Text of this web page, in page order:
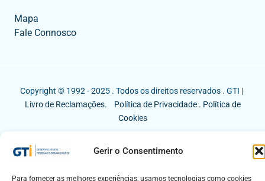
Gerir o Consentimento
Para fornecer as melhores experiências, usamos tecnologias como cookies
Mapa
Fale Connosco
Copyright © 1992 - 2025 . Todos os direitos reservados . GTI |
Livro de Reclamações.
Política de Privacidade. Política de
Cookies